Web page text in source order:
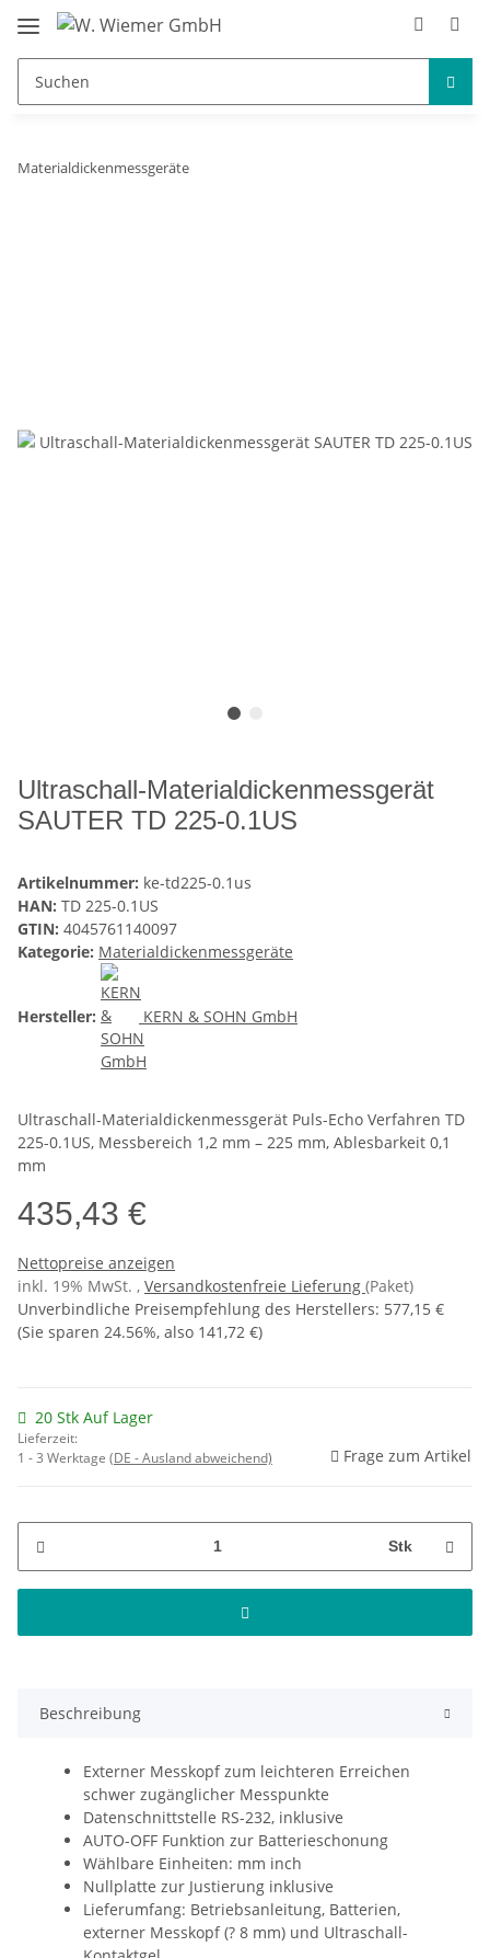
Materialdickenmessgeräte
Ultraschall-Materialdickenmessgerät
SAUTER TD 225-0.1US
Artikelnummer: ke-td225-0.1us
HAN: TD 225-0.1US
GTIN: 4045761140097
Kategorie: Materialdickenmessgeräte
Hersteller: KERN & SOHN GmbH
Ultraschall-Materialdickenmessgerät Puls-Echo Verfahren TD
225-0.1US, Messbereich 1,2 mm – 225 mm, Ablesbarkeit 0,1
mm
435,43 €
Nettopreise anzeigen
inkl. 19% MwSt. , Versandkostenfreie Lieferung (Paket)
Unverbindliche Preisempfehlung des Herstellers: 577,15 €
(Sie sparen 24.56%, also 141,72 €)
20 Stk Auf Lager
Lieferzeit:
1 - 3 Werktage (DE - Ausland abweichend) Frage zum Artikel
Stk
Beschreibung
Externer Messkopf zum leichteren Erreichen
schwer zugänglicher Messpunkte
Datenschnittstelle RS-232, inklusive
AUTO-OFF Funktion zur Batterieschonung
Wählbare Einheiten: mm inch
Nullplatte zur Justierung inklusive
Lieferumfang: Betriebsanleitung, Batterien,
externer Messkopf (? 8 mm) und Ultraschall-